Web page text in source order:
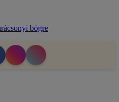
bögre